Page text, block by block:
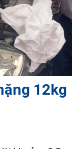
12kg